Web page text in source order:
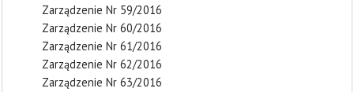
Zarządzenie Nr 59/2016
Zarządzenie Nr 60/2016
Zarządzenie Nr 61/2016
Zarządzenie Nr 62/2016
Zarządzenie Nr 63/2016